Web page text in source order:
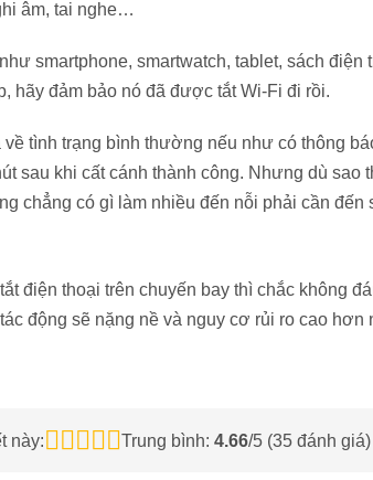
âm, tai nghe…
smartphone, smartwatch, tablet, sách điện
hãy đảm bảo nó đã được tắt Wi-Fi đi rồi.
về tình trạng bình thường nếu như có thông
sau khi cất cánh thành công. Nhưng dù sao
chẳng có gì làm nhiều đến nỗi phải cần đến
điện thoại trên chuyến bay thì chắc không
động sẽ nặng nề và nguy cơ rủi ro cao hơn
này: Trung bình:4.66/5 (35 đánh giá)